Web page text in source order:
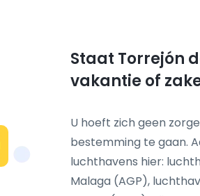
Staat Torrejón
vakantie of
U hoeft zich geen
bestemming te gaan.
luchthavens hier:
Malaga (AGP),